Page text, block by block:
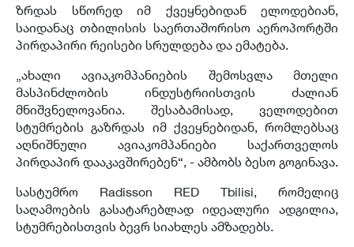
ზრდას სწორედ იმ ქვეყნებიდან ელოდებიან,
საიდანაც თბილისის საერთაშორისო აეროპორტში
პირდაპირი რეისები სრულდება და ემატება.
„ახალი ავიაკომპანიების შემოსვლა მთელი
მასპინძლობის ინდუსტრიისთვის ძალიან
მნიშვნელოვანია. შესაბამისად, ველოდებით
სტუმრების გაზრდას იმ ქვეყნებიდან, რომლებსაც
აღნიშნული ავიაკომპანიები საქართველოს
პირდაპირ დააკავშირებენ“, - ამბობს ბესო გოგინავა.
სასტუმრო Radisson RED Tbilisi, რომელიც
საღამოების გასატარებლად იდეალური ადგილია,
სტუმრებისთვის ბევრ სიახლეს ამზადებს.